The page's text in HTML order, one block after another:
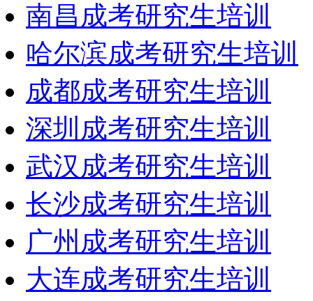
南昌成考研究生培训
哈尔滨成考研究生培训
成都成考研究生培训
深圳成考研究生培训
武汉成考研究生培训
长沙成考研究生培训
广州成考研究生培训
大连成考研究生培训